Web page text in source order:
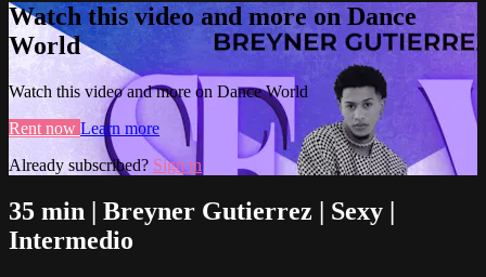
Watch this video and more on Dance
World
Watch this video and more on Dance World
Rent now Learn more
Already subscribed? Sign in
35 min | Breyner Gutierrez | Sexy |
Intermedio